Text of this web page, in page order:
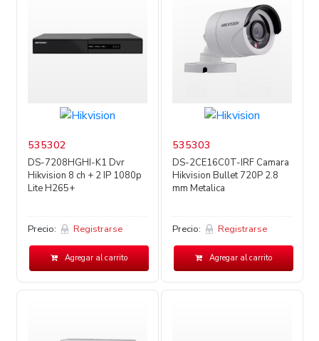
535302
DS-7208HGHI-K1 Dvr
Hikvision 8 ch + 2 IP 1080p
Lite H265+
Precio: Registrarse
Agregar al carrito
535303
DS-2CE16C0T-IRF Camara
Hikvision Bullet 720P 2.8
mm Metalica
Precio: Registrarse
Agregar al carrito